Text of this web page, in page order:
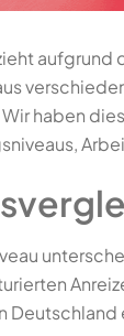
aufgrund
haben
Deutschland